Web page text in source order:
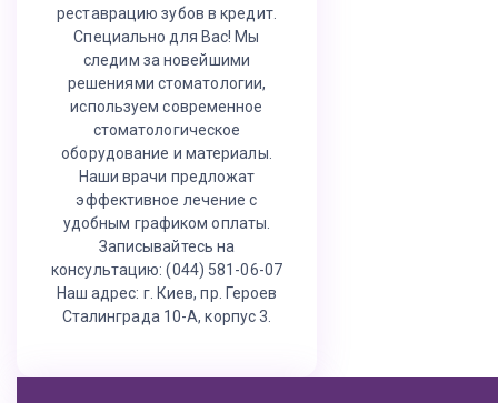
реставрацию зубов в кредит.
Специально для Вас! Мы
следим за новейшими
решениями стоматологии,
используем современное
стоматологическое
оборудование и материалы.
Наши врачи предложат
эффективное лечение с
удобным графиком оплаты.
Записывайтесь на
консультацию: (044) 581-06-07
Наш адрес: г. Киев, пр. Героев
Сталинграда 10-А, корпус 3.